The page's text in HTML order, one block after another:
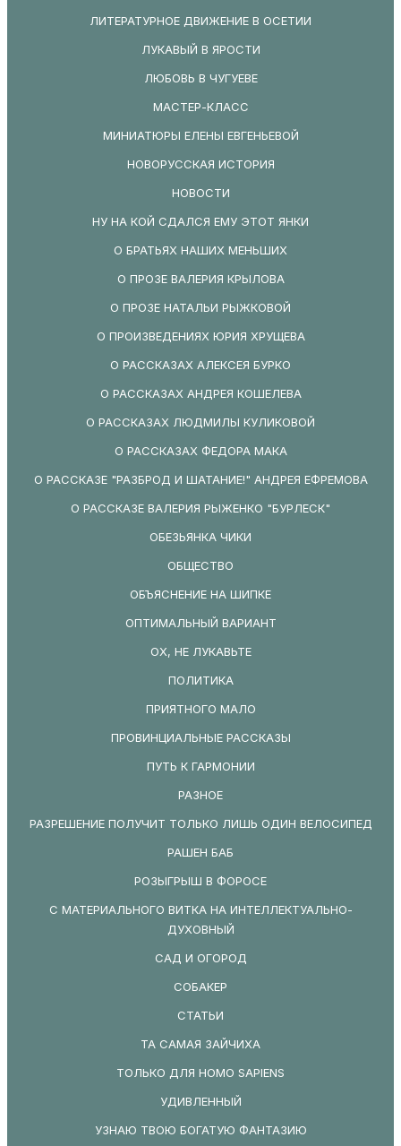
ЛИТЕРАТУРНОЕ ДВИЖЕНИЕ В ОСЕТИИ
ЛУКАВЫЙ В ЯРОСТИ
ЛЮБОВЬ В ЧУГУЕВЕ
МАСТЕР-КЛАСС
МИНИАТЮРЫ ЕЛЕНЫ ЕВГЕНЬЕВОЙ
НОВОРУССКАЯ ИСТОРИЯ
НОВОСТИ
НУ НА КОЙ СДАЛСЯ ЕМУ ЭТОТ ЯНКИ
О БРАТЬЯХ НАШИХ МЕНЬШИХ
О ПРОЗЕ ВАЛЕРИЯ КРЫЛОВА
О ПРОЗЕ НАТАЛЬИ РЫЖКОВОЙ
О ПРОИЗВЕДЕНИЯХ ЮРИЯ ХРУЩЕВА
О РАССКАЗАХ АЛЕКСЕЯ БУРКО
О РАССКАЗАХ АНДРЕЯ КОШЕЛЕВА
О РАССКАЗАХ ЛЮДМИЛЫ КУЛИКОВОЙ
О РАССКАЗАХ ФЕДОРА МАКА
О РАССКАЗЕ "РАЗБРОД И ШАТАНИЕ!" АНДРЕЯ ЕФРЕМОВА
О РАССКАЗЕ ВАЛЕРИЯ РЫЖЕНКО "БУРЛЕСК"
ОБЕЗЬЯНКА ЧИКИ
ОБЩЕСТВО
ОБЪЯСНЕНИЕ НА ШИПКЕ
ОПТИМАЛЬНЫЙ ВАРИАНТ
ОХ, НЕ ЛУКАВЬТЕ
ПОЛИТИКА
ПРИЯТНОГО МАЛО
ПРОВИНЦИАЛЬНЫЕ РАССКАЗЫ
ПУТЬ К ГАРМОНИИ
РАЗНОЕ
РАЗРЕШЕНИЕ ПОЛУЧИТ ТОЛЬКО ЛИШЬ ОДИН ВЕЛОСИПЕД
РАШЕН БАБ
РОЗЫГРЫШ В ФОРОСЕ
С МАТЕРИАЛЬНОГО ВИТКА НА ИНТЕЛЛЕКТУАЛЬНО-
ДУХОВНЫЙ
САД И ОГОРОД
СОБАКЕР
СТАТЬИ
ТА САМАЯ ЗАЙЧИХА
ТОЛЬКО ДЛЯ HOMO SAPIENS
УДИВЛЕННЫЙ
УЗНАЮ ТВОЮ БОГАТУЮ ФАНТАЗИЮ